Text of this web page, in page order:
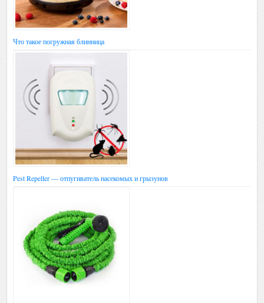
Что такое погружная блинница
Pest Repeller — отпугиватель насекомых и грызунов